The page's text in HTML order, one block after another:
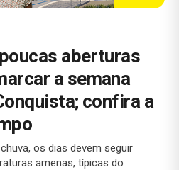
aberturas
a semana
confira a
os dias devem seguir
amenas, típicas do